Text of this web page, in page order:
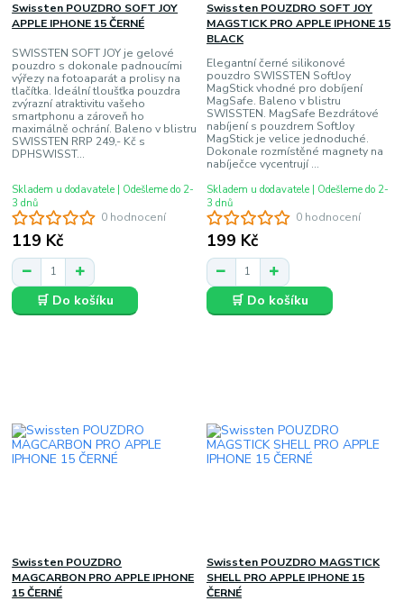
0 hodnocení
Swissten POUZDRO SOFT JOY
APPLE IPHONE 15 ČERNÉ
SWISSTEN SOFT JOY je gelové
pouzdro s dokonale padnoucími
výřezy na fotoaparát a prolisy na
tlačítka. Ideální tloušťka pouzdra
zvýrazní atraktivitu vašeho
smartphonu a zároveň ho
maximálně ochrání. Baleno v blistru
SWISSTEN RRP 249,- Kč s
DPHSWISST...
119 Kč
Skladem u dodavatele | Odešleme do 2-
3 dnů
🛒 Do košíku
0 hodnocení
Swissten POUZDRO SOFT JOY
MAGSTICK PRO APPLE IPHONE 15
BLACK
Elegantní černé silikonové
pouzdro SWISSTEN SoftJoy
MagStick vhodné pro dobíjení
MagSafe. Baleno v blistru
SWISSTEN. MagSafe Bezdrátové
nabíjení s pouzdrem SoftJoy
MagStick je velice jednoduché.
Dokonale rozmístěné magnety na
nabíječce vycentrují ...
199 Kč
Skladem u dodavatele | Odešleme do 2-
3 dnů
🛒 Do košíku
Swissten POUZDRO
MAGCARBON PRO APPLE IPHONE
15 ČERNÉ
Swissten POUZDRO MAGSTICK
SHELL PRO APPLE IPHONE 15
ČERNÉ